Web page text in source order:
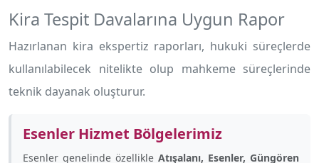
Kira Tespit Davalarına Uygun Rapor
Hazırlanan kira ekspertiz raporları, hukuki süreçlerde
kullanılabilecek nitelikte olup mahkeme süreçlerinde
teknik dayanak oluşturur.
Esenler Hizmet Bölgelerimiz
Esenler genelinde özellikle Atışalanı, Esenler, Güngören